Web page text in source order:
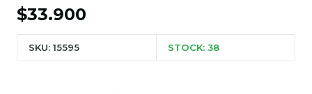
$33.900
SKU: 15595 STOCK: 38